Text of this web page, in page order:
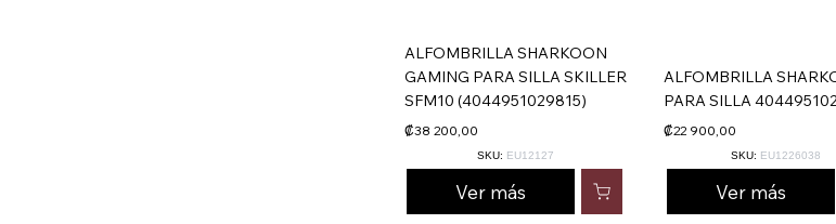
ALFOMBRILLA SHARKOON
GAMING PARA SILLA SKILLER
SFM10 (4044951029815)
₡38 200,00
Ver más
SKU: EU12127
ALFOMBRILLA
PARA SILLA
₡22 900,00
Ver más
SKU: EU1226038